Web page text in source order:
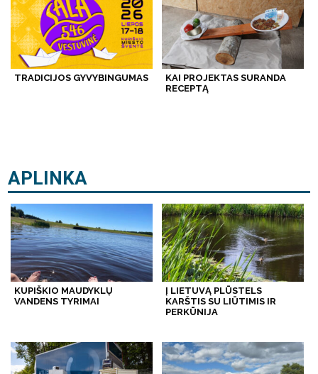
TRADICIJOS GYVYBINGUMAS
KAI PROJEKTAS SURANDA
RECEPTĄ
APLINKA
KUPIŠKIO MAUDYKLŲ
VANDENS TYRIMAI
Į LIETUVĄ PLŪSTELS
KARŠTIS SU LIŪTIMIS IR
PERKŪNIJA